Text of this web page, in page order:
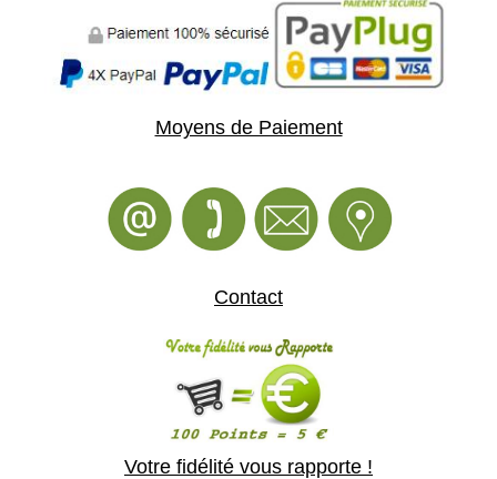
Moyens de Paiement
Contact
Votre fidélité vous rapporte !